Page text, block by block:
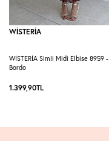
WİSTERİA
WİSTERİA Simli Midi Elbise 8959 -
Bordo
1.399,90TL